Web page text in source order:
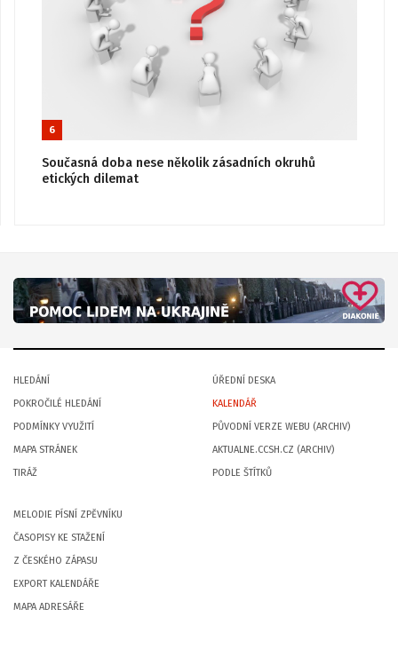
6
Současná doba nese několik zásadních okruhů
etických dilemat
HLEDÁNÍ
POKROČILÉ HLEDÁNÍ
PODMÍNKY VYUŽITÍ
MAPA STRÁNEK
TIRÁŽ
ÚŘEDNÍ DESKA
KALENDÁŘ
PŮVODNÍ VERZE WEBU (ARCHIV)
AKTUALNE.CCSH.CZ (ARCHIV)
PODLE ŠTÍTKŮ
MELODIE PÍSNÍ ZPĚVNÍKU
ČASOPISY KE STAŽENÍ
Z ČESKÉHO ZÁPASU
EXPORT KALENDÁŘE
MAPA ADRESÁŘE